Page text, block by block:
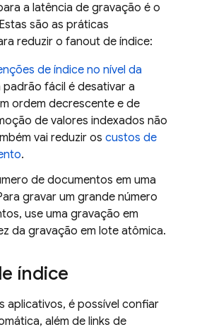
a latência de gravação é o
são as práticas
reduzir o fanout de índice:
de índice no nível da
padrão fácil é desativar a
ordem decrescente e de
de valores indexados não
vai reduzir os custos de
.
de documentos em uma
gravar um grande número
use uma gravação em
da gravação em lote atômica.
índice
aplicativos, é possível confiar
além de links de